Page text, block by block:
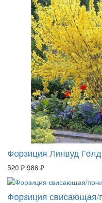
Форзиция Линвуд
520 ₽ 986 ₽
Форзиция свисающая/